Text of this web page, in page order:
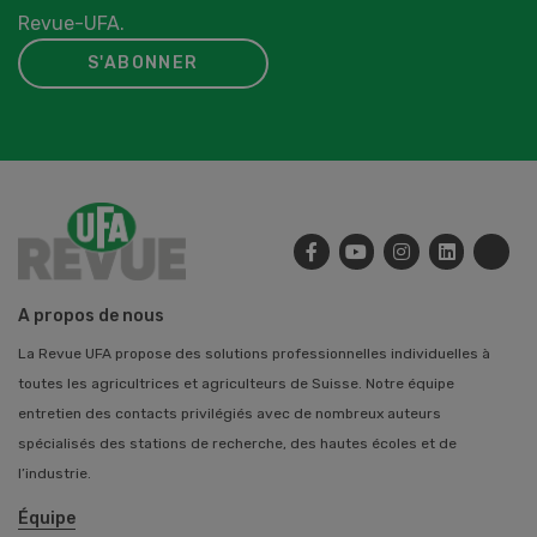
Revue-UFA.
S'ABONNER
A propos de nous
La Revue UFA propose des solutions professionnelles individuelles à
toutes les agricultrices et agriculteurs de Suisse. Notre équipe
entretien des contacts privilégiés avec de nombreux auteurs
spécialisés des stations de recherche, des hautes écoles et de
l’industrie.
Équipe